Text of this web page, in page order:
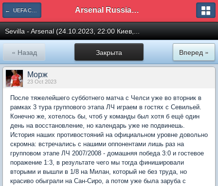
← UEFA Champions League Arsenal Russian Speaking Supporters Club
Sevilla - Arsenal (24.10.2023, 22:00 Киев,...
Закрыта
« Назад Вперед »
Морж
23 Oct 2023
После тяжелейшего субботнего матча с Челси уже во вторник в
рамках 3 тура группового этапа ЛЧ играем в гостях с Севильей.
Конечно же, хотелось бы, чтоб у команды был хотя б ещё один
день на восстановление, но календарь уже не подвинешь.
История наших противостояний на официальном уровне довольно
скромна: встречались с нашими оппонентами лишь раз на
групповом этапе ЛЧ 2007/2008 - домашняя победа 3:0 и гостевое
поражение 1:3, в результате чего мы тогда финишировали
вторыми и вышли в 1/8 на Милан, который не без труда, но
красиво обыграли на Сан-Сиро, а потом уже была заруба с